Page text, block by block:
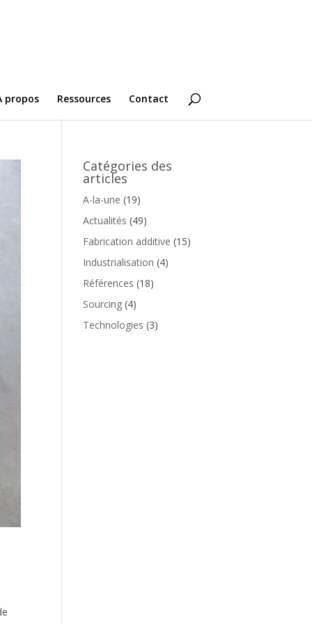
propos Ressources Contact
Catégories des
articles
A-la-une (19)
Actualités (49)
Fabrication additive (15)
Industrialisation (4)
Références (18)
Sourcing (4)
Technologies (3)